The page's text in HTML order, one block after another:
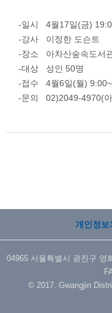
-일시 4월17일(금)
-강사 이정한 도슨트
-장소 아차산숲속도서
-대상 성인 50명
-접수 4월6일(월) 9:00~
-문의 02)2049-4970(
개인정보
04965 서울특별시 광진구
© 2017. Gwangjin